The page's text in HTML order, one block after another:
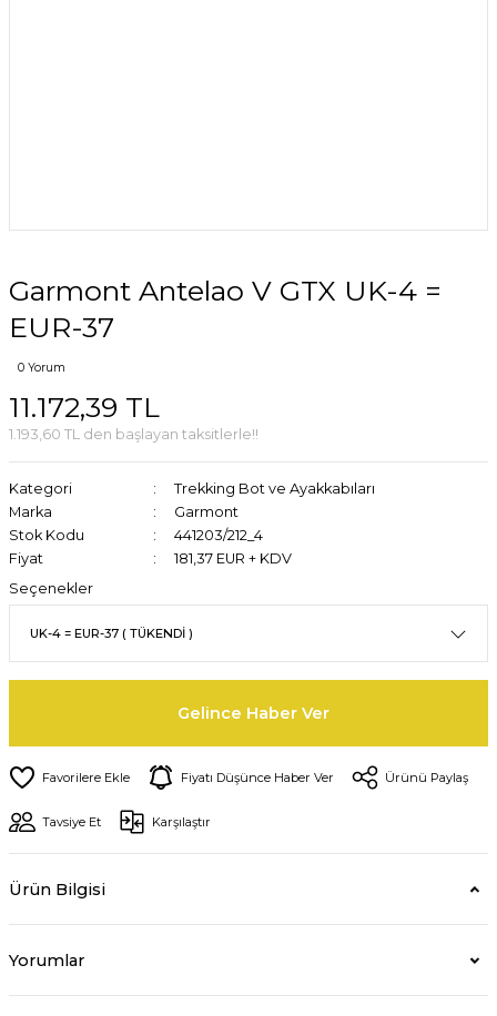
Garmont Antelao V GTX UK-4 =
EUR-37
0 Yorum
11.172,39 TL
1.193,60 TL den başlayan taksitlerle!!
Kategori
Trekking Bot ve Ayakkabıları
Marka
Garmont
Stok Kodu
441203/212_4
Fiyat
181,37 EUR + KDV
Seçenekler
Gelince Haber Ver
Fiyatı Düşünce Haber Ver Ürünü Paylaş
Tavsiye Et Karşılaştır
Ürün Bilgisi
Yorumlar